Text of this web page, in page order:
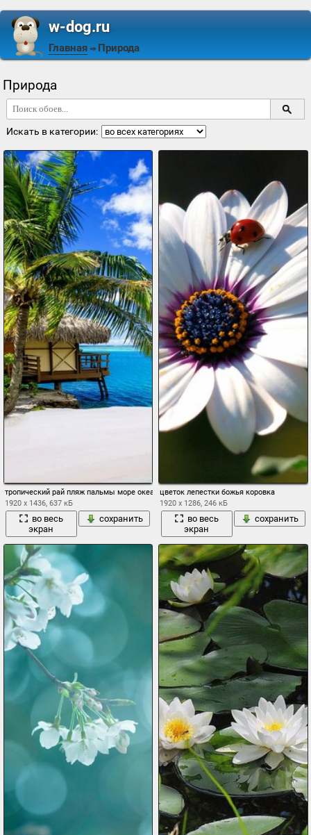
w-dog.ru
Главная ⇒ Природа
Природа
Искать в категории:
тропический рай пляж пальмы море океан солнце летом отдых тропики песок берег
1920 x 1436, 637 кБ
во весь
экран
сохранить
цветок лепестки божья коровка
1920 x 1286, 246 кБ
во весь
экран
сохранить